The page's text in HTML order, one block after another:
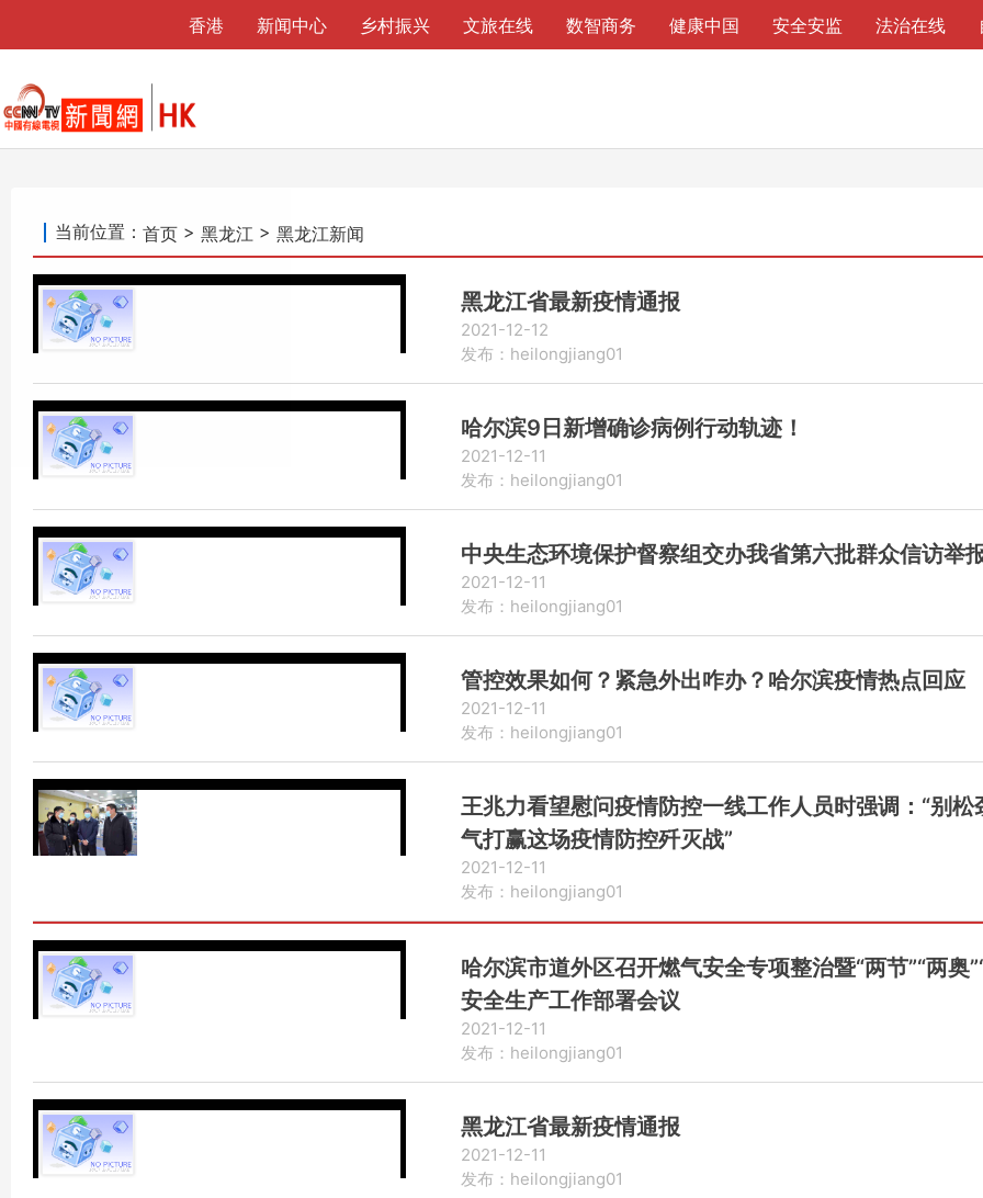
香港 新闻中心 乡村振兴 文旅在线 数智商务 健康中国 安全安监 法治在线
当前位置： 首页 > 黑龙江 > 黑龙江新闻
黑龙江省最新疫情通报
2021-12-12
发布：heilongjiang01
哈尔滨9日新增确诊病例行动轨迹！
2021-12-11
发布：heilongjiang01
中央生态环境保护督察组交办我省第六批群众信访举
2021-12-11
发布：heilongjiang01
管控效果如何？紧急外出咋办？哈尔滨疫情热点回应
2021-12-11
发布：heilongjiang01
王兆力看望慰问疫情防控一线工作人员时强调：“别松
气打赢这场疫情防控歼灭战”
2021-12-11
发布：heilongjiang01
哈尔滨市道外区召开燃气安全专项整治暨“两节”“两奥
安全生产工作部署会议
2021-12-11
发布：heilongjiang01
黑龙江省最新疫情通报
2021-12-11
发布：heilongjiang01